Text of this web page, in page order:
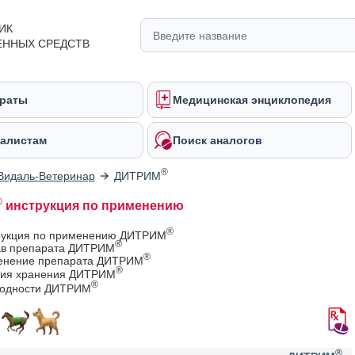
СРЕДСТВ
Медицинская энциклопедия
Поиск аналогов
Ветеринар ДИТРИМ®
инструкция по применению
по применению ДИТРИМ®
препарата ДИТРИМ®
препарата ДИТРИМ®
хранения ДИТРИМ®
ДИТРИМ®
®